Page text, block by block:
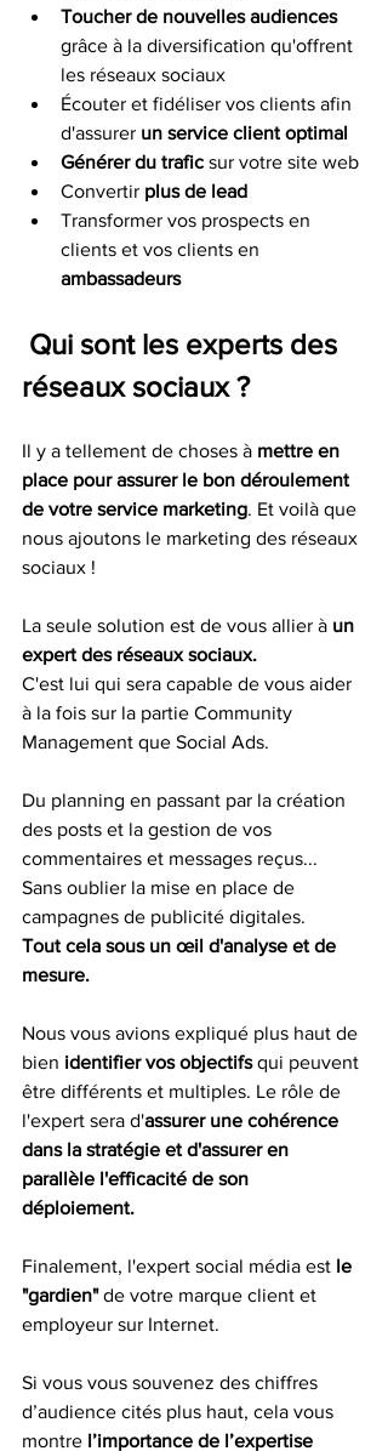
Toucher de nouvelles audiences
grâce à la diversification qu'offrent
les réseaux sociaux
Écouter et fidéliser vos clients afin
d'assurer un service client optimal
Générer du trafic sur votre site web
Convertir plus de lead
Transformer vos prospects en
clients et vos clients en
ambassadeurs
réseaux sociaux ?
Il y a tellement de choses à mettre en
place pour assurer le bon déroulement
de votre service marketing. Et voilà que
nous ajoutons le marketing des réseaux
sociaux !
La seule solution est de vous allier à un
expert des réseaux sociaux.
C'est lui qui sera capable de vous aider
à la fois sur la partie Community
Management que Social Ads.
Du planning en passant par la création
des posts et la gestion de vos
commentaires et messages reçus...
Sans oublier la mise en place de
campagnes de publicité digitales.
Tout cela sous un œil d'analyse et de
mesure.
Nous vous avions expliqué plus haut de
bien identifier vos objectifs qui peuvent
être différents et multiples. Le rôle de
l'expert sera d'assurer une cohérence
dans la stratégie et d'assurer en
parallèle l'efficacité de son
déploiement.
Finalement, l'expert social média est le
"gardien" de votre marque client et
employeur sur Internet.
Si vous vous souvenez des chiffres
d’audience cités plus haut, cela vous
montre l’importance de l’expertise